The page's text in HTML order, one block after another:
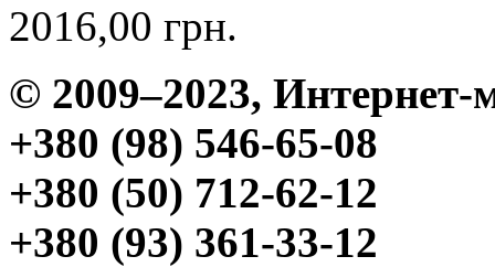
2016,00 грн.
© 2009–2023,
+380 (98) 546-65-08
+380 (50) 712-62-12
+380 (93) 361-33-12